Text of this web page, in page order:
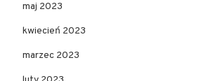
maj 2023
kwiecień 2023
marzec 2023